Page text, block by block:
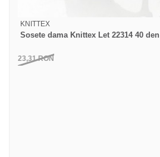
KNITTEX
Sosete dama Knittex Let 22314 40 den
23,31RON